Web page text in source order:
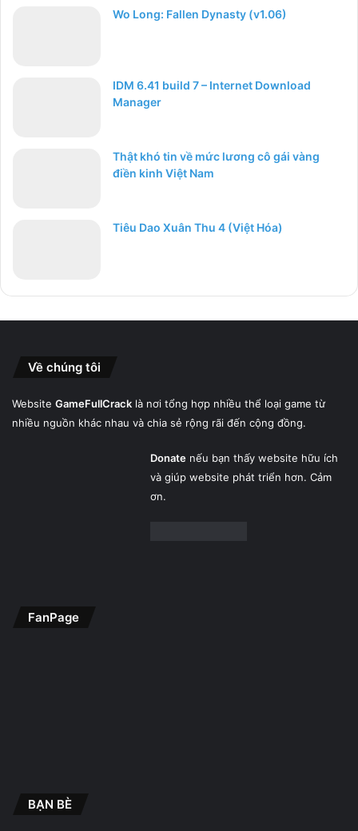
Wo Long: Fallen Dynasty (v1.06)
IDM 6.41 build 7 – Internet Download
Manager
Thật khó tin về mức lương cô gái vàng
điền kinh Việt Nam
Tiêu Dao Xuân Thu 4 (Việt Hóa)
Về chúng tôi
Website GameFullCrack là nơi tổng hợp nhiều thể loại game từ
nhiều nguồn khác nhau và chia sẻ rộng rãi đến cộng đồng.
Donatenếu bạn thấy website hữu ích
và giúp website phát triển hơn. Cảm
ơn.
FanPage
BẠN BÈ